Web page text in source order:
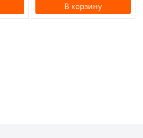
В корзину